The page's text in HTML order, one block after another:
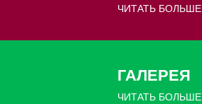
ЧИТАТЬ БОЛЬШЕ
ГАЛЕРЕЯ
ЧИТАТЬ БОЛЬШЕ